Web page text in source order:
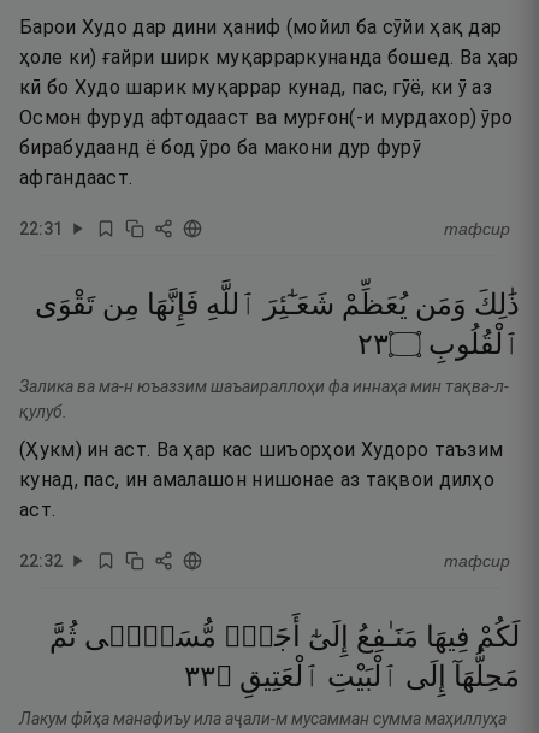
Барои Худо дар дини ҳаниф (мойил ба сӯйи ҳақ дар
ҳоле ки) ғайри ширк муқарраркунанда бошед. Ва ҳар
кӣ бо Худо шарик муқаррар кунад, пас, гӯё, ки ӯ аз
Осмон фуруд афтодааст ва мурғон(-и мурдахор) ӯро
бирабудаанд ё бод ӯро ба макони дур фурӯ
афгандааст.
22:31 тафсир
ذَٰلِكَ وَمَن يُعَظِّمْ شَعَـٰٓئِرَ ٱللَّهِ فَإِنَّهَا مِن تَقْوَى
ٱلْقُلُوبِ ۝٣٢
Залика ва ма-н юъаззим шаъаираллоҳи фа иннаҳа мин тақва-л-
қулуб.
(Ҳукм) ин аст. Ва ҳар кас шиъорҳои Худоро таъзим
кунад, пас, ин амалашон нишонае аз тақвои дилҳо
аст.
22:32 тафсир
لَكُمْ فِيهَا مَنَـٰفِعُ إِلَىٰٓ أَجَلٍۢ مُّسَمًّۭى ثُمَّ
مَحِلُّهَآ
إِلَى ٱلْبَيْتِ ٱلْعَتِيقِ ۝٣٣
Лакум фӣҳа манафиъу ила аҷали-м мусамман сумма маҳиллуҳа